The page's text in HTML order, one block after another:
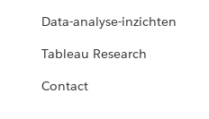
Data-analyse-inzichten
Tableau Research
Contact